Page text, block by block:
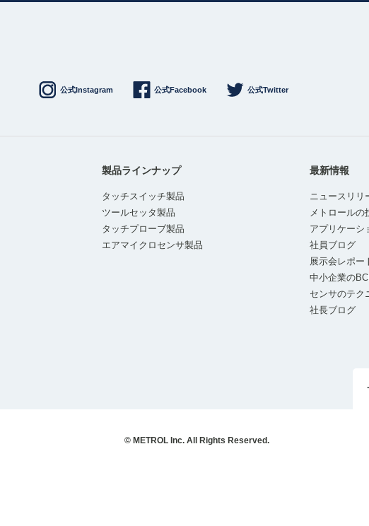
公式Instagram 公式Facebook 公式Twitter
製品ラインナップ
タッチスイッチ製品
ツールセッタ製品
タッチプローブ製品
エアマイクロセンサ製品
最新情報
ニュースリリ
メトロールの
アプリケーシ
社員ブログ
展示会レポー
中小企業の
センサのテク
社長ブログ
© METROL Inc. All Rights Reserved.